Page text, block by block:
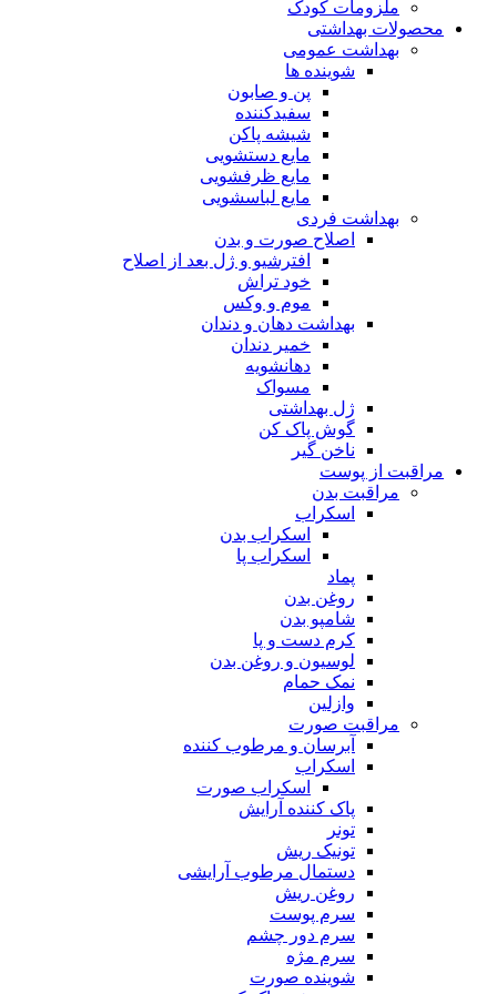
ملزومات کودک
محصولات بهداشتی
بهداشت عمومی
شوینده ها
پن و صابون
سفیدکننده
شیشه پاکن
مایع دستشویی
مایع ظرفشویی
مایع لباسشویی
بهداشت فردی
اصلاح صورت و بدن
افترشیو و ژل بعد از اصلاح
خود تراش
موم و وکس
بهداشت دهان و دندان
خمیر دندان
دهانشویه
مسواک
ژل بهداشتی
گوش پاک کن
ناخن گیر
مراقبت از پوست
مراقبت بدن
اسکراب
اسکراب بدن
اسکراب پا
پماد
روغن بدن
شامپو بدن
کرم دست و پا
لوسیون و روغن بدن
نمک حمام
وازلین
مراقبت صورت
آبرسان و مرطوب کننده
اسکراب
اسکراب صورت
پاک کننده آرایش
تونر
تونیک ریش
دستمال مرطوب آرایشی
روغن ریش
سرم پوست
سرم دور چشم
سرم مژه
شوینده صورت